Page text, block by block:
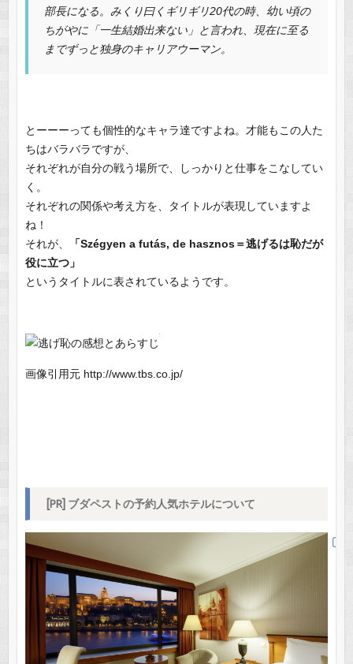
部長になる。みくり曰くギリギリ20代の時、幼い頃の
ちがやに「一生結婚出来ない」と言われ、現在に至る
までずっと独身のキャリアウーマン。
とーーーっても個性的なキャラ達ですよね。才能もこの人た
ちはバラバラですが、
それぞれが自分の戦う場所で、しっかりと仕事をこなしてい
く。
それぞれの関係や考え方を、タイトルが表現していますよ
ね！
それが、
「Szégyen a futás, de hasznos＝逃げるは恥だが
役に立つ」
というタイトルに表されているようです。
画像引用元 http://www.tbs.co.jp/
[PR] ブダペストの予約人気ホテルについて